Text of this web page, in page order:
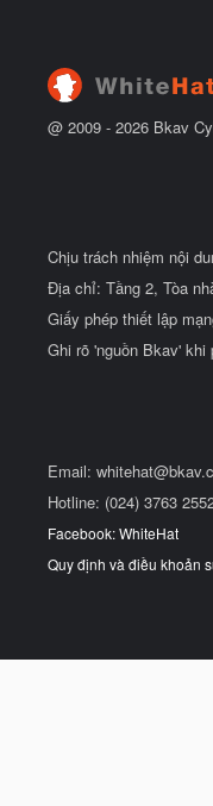
@ 2009 - 2026 Bkav
Chịu trách nhiệm nội
Địa chỉ: Tầng 2, Tòa
Giấy phép thiết lập
Ghi rõ 'nguồn Bkav'
Email:
Hotline: (024) 3763
Facebook: WhiteHat
Quy định và điều khoản